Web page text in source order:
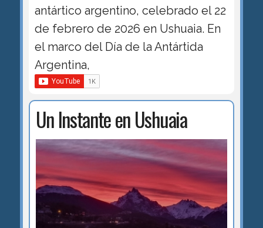
antártico argentino, celebrado el 22
de febrero de 2026 en Ushuaia. En
el marco del Día de la Antártida
Argentina,
Un Instante en Ushuaia